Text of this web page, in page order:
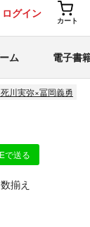
ログイン
カート
ム 電子書
川実弥×冨岡義勇
で送る
揃え